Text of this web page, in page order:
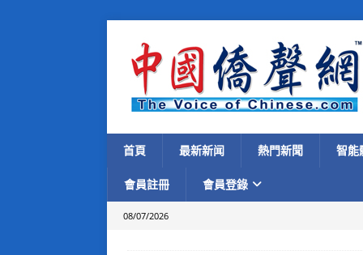
首頁 最新新闻 熱門新聞 智能
會員註冊 會員登錄
08/07/2026